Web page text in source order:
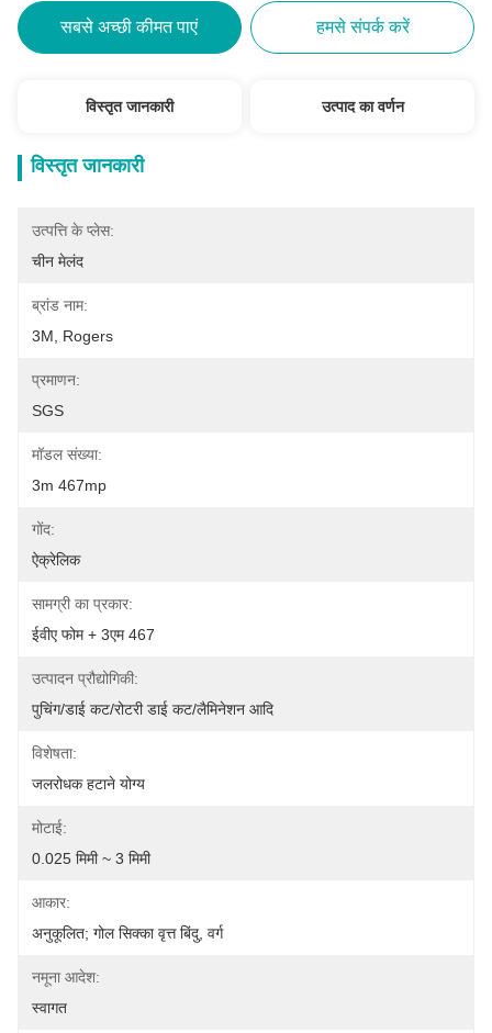
सबसे अच्छी कीमत पाएं हमसे संपर्क करें
विस्तृत जानकारी उत्पाद का वर्णन
विस्तृत जानकारी
उत्पत्ति के प्लेस:
चीन मेलंद
ब्रांड नाम:
3M, Rogers
प्रमाणन:
SGS
मॉडल संख्या:
3m 467mp
गोंद:
ऐक्रेलिक
सामग्री का प्रकार:
ईवीए फोम + 3एम 467
उत्पादन प्रौद्योगिकी:
पुचिंग/डाई कट/रोटरी डाई कट/लैमिनेशन आदि
विशेषता:
जलरोधक हटाने योग्य
मोटाई:
0.025 मिमी ~ 3 मिमी
आकार:
अनुकूलित; गोल सिक्का वृत्त बिंदु, वर्ग
नमूना आदेश:
स्वागत